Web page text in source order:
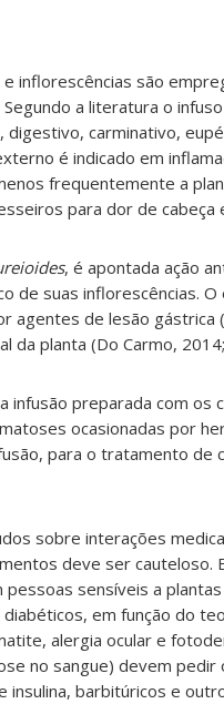
inflorescências são
a literatura o
carminativo,
é indicado em
frequentemente a
para dor de cabeça
, é apontada ação
de suas inflorescências.
de lesão gástrica
da planta (Do Carmo,
infusão preparada com os
ocasionadas por
para o tratamento de
sobre interações
deve ser cauteloso.
sensíveis a
em função do
alergia ocular e
no sangue) devem pedir
barbitúricos e